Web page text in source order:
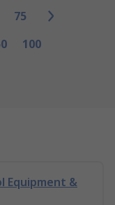
75
100
Equipment &